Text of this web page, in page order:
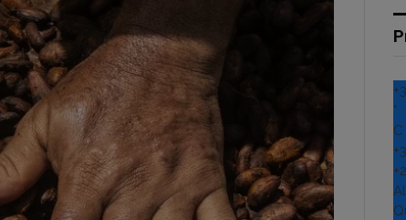
+
°
C
+
+